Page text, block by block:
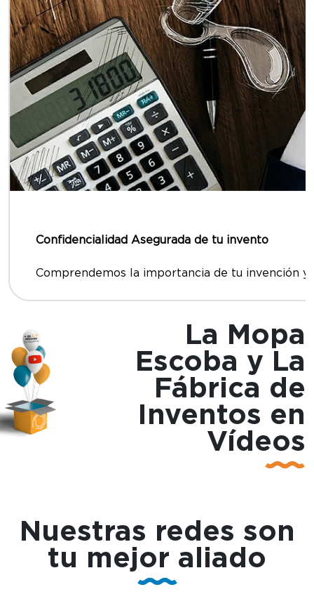
Confidencialidad Asegurada de tu invento
Comprendemos la importancia de tu invención
La Mopa
Escoba y La
Fábrica de
Inventos en
Vídeos
Nuestras redes son
tu mejor aliado